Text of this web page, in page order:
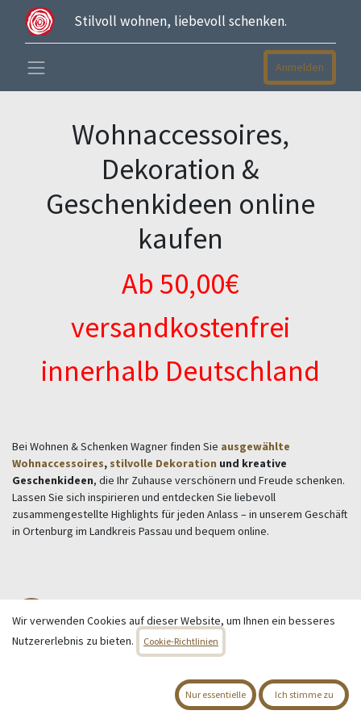
Stilvoll wohnen, liebevoll schenken.
Anmelden
Wohnaccessoires,
Dekoration &
Geschenkideen online
kaufen
Ab 50,00€
versandkostenfrei
innerhalb Deutschland
Bei Wohnen & Schenken Wagner finden Sie ausgewählte
Wohnaccessoires, stilvolle Dekoration und kreative
Geschenkideen, die Ihr Zuhause verschönern und Freude schenken.
Lassen Sie sich inspirieren und entdecken Sie liebevoll
zusammengestellte Highlights für jeden Anlass – in unserem Geschäft
in Ortenburg im Landkreis Passau und bequem online.
Bilder & Bilderrahmen
Blumentöpfe
Wir verwenden Cookies auf dieser Website, um Ihnen ein besseres
Nutzererlebnis zu bieten.
Cookie-Richtlinien
Nur essentielle Ich stimme zu